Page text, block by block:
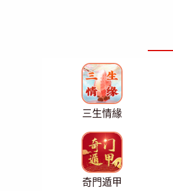
三生情緣
奇門遁甲